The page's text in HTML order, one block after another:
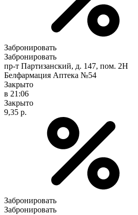
Забронировать
Забронировать
пр-т Партизанский, д. 147, пом. 2Н
Белфармация Аптека №54
Закрыто
в 21:06
Закрыто
9,35 р.
Забронировать
Забронировать